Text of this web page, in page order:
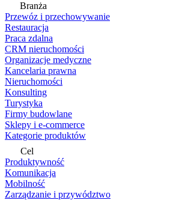
Branża
Przewóz i przechowywanie
Restauracja
Praca zdalna
CRM nieruchomości
Organizacje medyczne
Kancelaria prawna
Nieruchomości
Konsulting
Turystyka
Firmy budowlane
Sklepy i e-commerce
Kategorie produktów
Cel
Produktywność
Komunikacja
Mobilność
Zarządzanie i przywództwo